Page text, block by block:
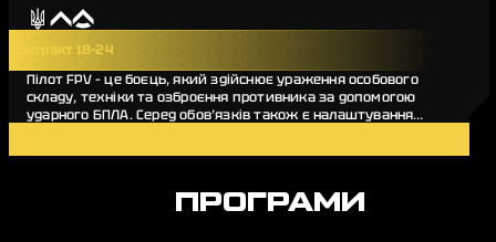
Контракт 18-24
Пілот FPV – це боєць, який здійснює ураження особового
складу, техніки та озброєння противника за допомогою
ударного БПЛА. Серед обов’язків також є налаштування
ПРОГРАМИ